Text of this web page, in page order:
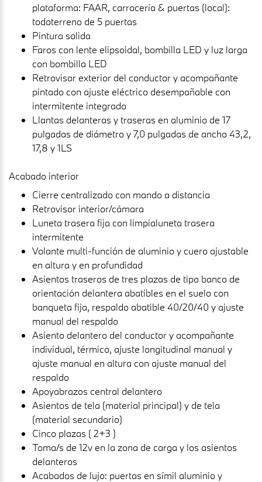
plataforma: FAAR, carrocería & puertas (local):
todoterreno de 5 puertas
Pintura solida
Faros con lente elipsoidal, bombilla LED y luz larga
con bombilla LED
Retrovisor exterior del conductor y acompañante
pintado con ajuste eléctrico desempañable con
intermitente integrado
Llantas delanteras y traseras en aluminio de 17
pulgadas de diámetro y 7,0 pulgadas de ancho 43,2,
17,8 y 1LS
Acabado interior
Cierre centralizado con mando a distancia
Retrovisor interior/cámara
Luneta trasera fija con limpialuneta trasera
intermitente
Volante multi-función de aluminio y cuero ajustable
en altura y en profundidad
Asientos traseros de tres plazas de tipo banco de
orientación delantera abatibles en el suelo con
banqueta fija, respaldo abatible 40/20/40 y ajuste
manual del respaldo
Asiento delantero del conductor y acompañante
individual, térmico, ajuste longitudinal manual y
ajuste manual en altura con ajuste manual del
respaldo
Apoyabrazos central delantero
Asientos de tela (material principal) y de tela
(material secundario)
Cinco plazas ( 2+3 )
Toma/s de 12v en la zona de carga y los asientos
delanteros
Acabados de lujo: puertas en símil aluminio y